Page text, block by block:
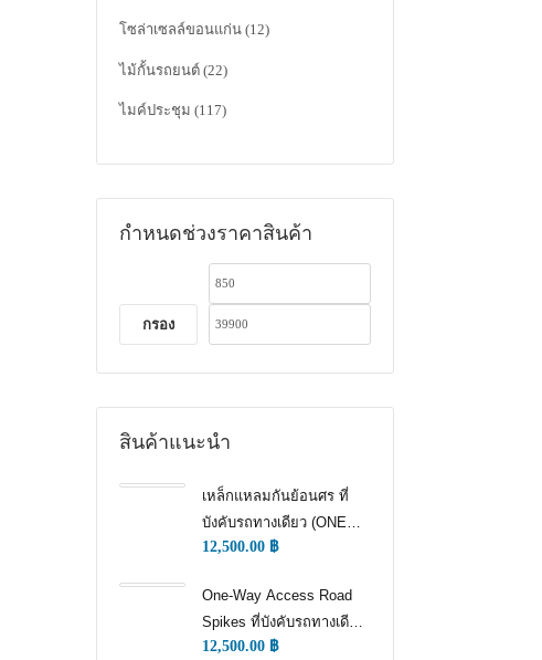
โซล่าเซลล์ขอนแก่น (12)
ไม้กั้นรถยนต์ (22)
ไมค์ประชุม (117)
กำหนดช่วงราคาสินค้า
กรอง
สินค้าแนะนำ
เหล็กแหลมกันย้อนศร ที่
บังคับรถทางเดียว (ONE
WAY TRAFFIC
12,500.00 ฿
One-Way Access Road
Spikes ที่บังคับรถทางเดียว
(ONE WAY TRAFFIC
12,500.00 ฿